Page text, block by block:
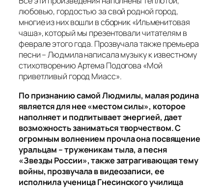
любовью, гордостью за свой родной город,
многие из них вошли в сборник «Ильменитовая
чаша», который мы презентовали читателям в
феврале этого года. Прозвучала также премьера
песни – Людмила написала музыку к известному
стихотворению Артема Подогова «Мой
приветливый город Миасс».
По признанию самой Людмилы, малая родина
является для нее «местом силы», которое
наполняет и подпитывает энергией, дает
возможность заниматься творчеством. С
огромным волнением прочла она посвящение
уральцам – труженикам тыла, а песня
«Звезды России», также затрагивающая тему
войны, прозвучала в видеозаписи, ее
исполнила ученица Гнесинского училища